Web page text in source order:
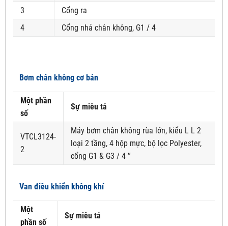
3
Cổng ra
4
Cổng nhả chân không, G1 / 4
Bơm chân không cơ bản
Một phần
số
Sự miêu tả
VTCL3124-
2
Máy bơm chân không rùa lớn, kiểu L L 2
loại 2 tầng, 4 hộp mực, bộ lọc Polyester,
cổng G1 & G3 / 4 ″
Van điều khiển không khí
Một
phần số
Sự miêu tả